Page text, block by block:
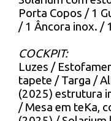
Porta Copos / 1
/ 1 Âncora inox. /
COCKPIT:
Luzes /
tapete / Targa /
(2025) estrutura
/ Mesa em teKa,